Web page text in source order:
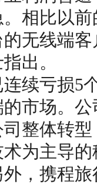
相比以
的无线端
出。
亏损5个
市场。
司整体转
术为主导
携程旅